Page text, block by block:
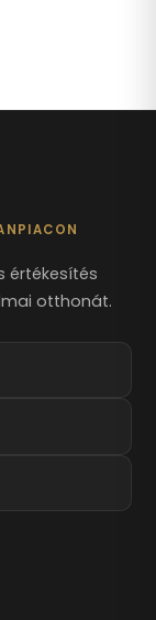
értékesítés
otthonát.